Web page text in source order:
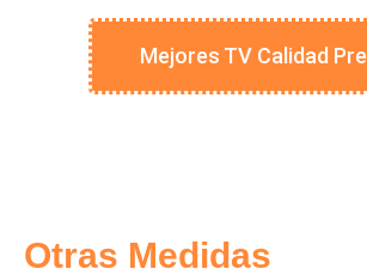
Mejores TV Calidad
Otras Medidas